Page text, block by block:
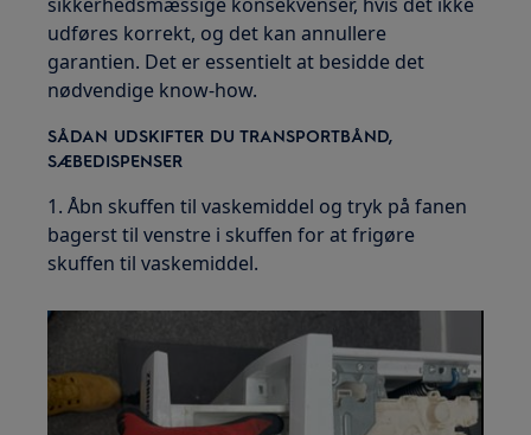
udføres korrekt, og det kan annullere
garantien. Det er essentielt at besidde det
nødvendige know-how.
SÅDAN UDSKIFTER DU TRANSPORTBÅND,
SÆBEDISPENSER
1. Åbn skuffen til vaskemiddel og tryk på fanen
bagerst til venstre i skuffen for at frigøre
skuffen til vaskemiddel.